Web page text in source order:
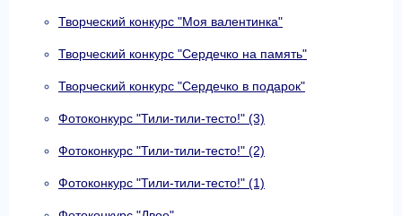
Творческий конкурс "Моя валентинка"
Творческий конкурс "Сердечко на память"
Творческий конкурс "Сердечко в подарок"
Фотоконкурс "Тили-тили-тесто!" (3)
Фотоконкурс "Тили-тили-тесто!" (2)
Фотоконкурс "Тили-тили-тесто!" (1)